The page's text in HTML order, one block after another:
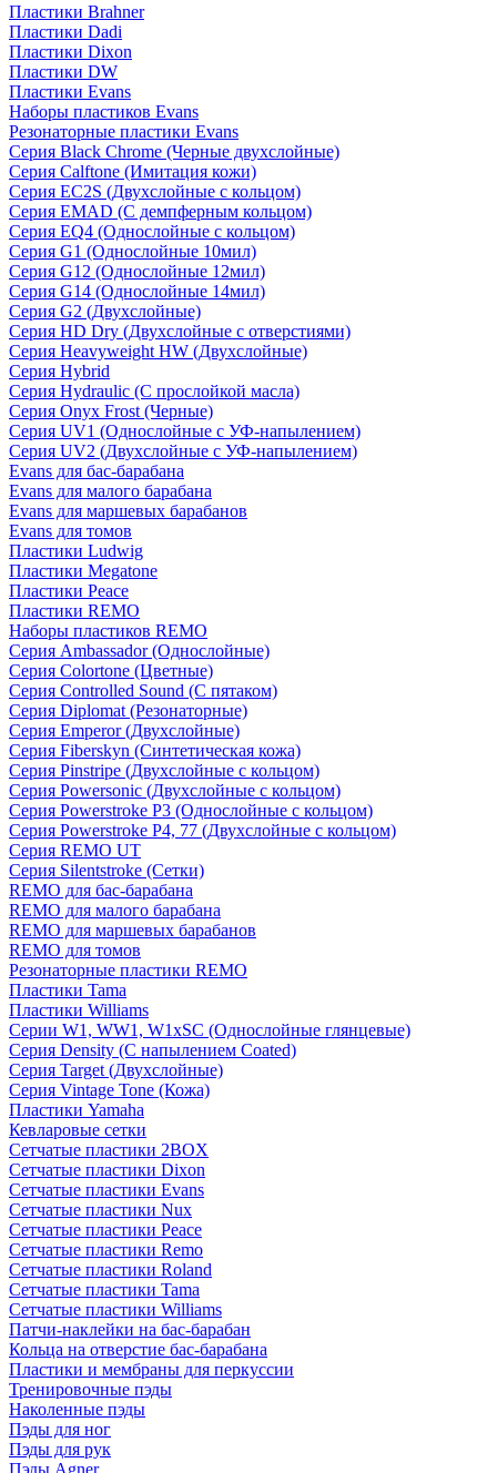
Пластики Brahner
Пластики Dadi
Пластики Dixon
Пластики DW
Пластики Evans
Наборы пластиков Evans
Резонаторные пластики Evans
Серия Black Chrome (Черные двухслойные)
Серия Calftone (Имитация кожи)
Серия EC2S (Двухслойные с кольцом)
Серия EMAD (С демпферным кольцом)
Серия EQ4 (Однослойные с кольцом)
Серия G1 (Однослойные 10мил)
Серия G12 (Однослойные 12мил)
Серия G14 (Однослойные 14мил)
Серия G2 (Двухслойные)
Серия HD Dry (Двухслойные с отверстиями)
Серия Heavyweight HW (Двухслойные)
Серия Hybrid
Серия Hydraulic (С прослойкой масла)
Серия Onyx Frost (Черные)
Серия UV1 (Однослойные с УФ-напылением)
Серия UV2 (Двухслойные с УФ-напылением)
Evans для бас-барабана
Evans для малого барабана
Evans для маршевых барабанов
Evans для томов
Пластики Ludwig
Пластики Megatone
Пластики Peace
Пластики REMO
Наборы пластиков REMO
Серия Ambassador (Однослойные)
Серия Colortone (Цветные)
Серия Controlled Sound (С пятаком)
Серия Diplomat (Резонаторные)
Серия Emperor (Двухслойные)
Серия Fiberskyn (Синтетическая кожа)
Серия Pinstripe (Двухслойные с кольцом)
Серия Powersonic (Двухслойные с кольцом)
Серия Powerstroke P3 (Однослойные с кольцом)
Серия Powerstroke P4, 77 (Двухслойные с кольцом)
Серия REMO UT
Серия Silentstroke (Сетки)
REMO для бас-барабана
REMO для малого барабана
REMO для маршевых барабанов
REMO для томов
Резонаторные пластики REMO
Пластики Tama
Пластики Williams
Серии W1, WW1, W1xSC (Однослойные глянцевые)
Серия Density (C напылением Coated)
Серия Target (Двухслойные)
Серия Vintage Tone (Кожа)
Пластики Yamaha
Кевларовые сетки
Сетчатые пластики 2BOX
Сетчатые пластики Dixon
Сетчатые пластики Evans
Сетчатые пластики Nux
Сетчатые пластики Peace
Сетчатые пластики Remo
Сетчатые пластики Roland
Сетчатые пластики Tama
Сетчатые пластики Williams
Патчи-наклейки на бас-барабан
Кольца на отверстие бас-барабана
Пластики и мембраны для перкуссии
Тренировочные пэды
Наколенные пэды
Пэды для ног
Пэды для рук
Пэды Agner